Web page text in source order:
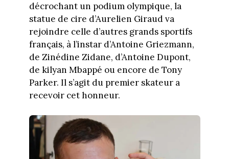
décrochant un podium olympique, la
statue de cire d’Aurelien Giraud va
rejoindre celle d’autres grands sportifs
français, à l’instar d’Antoine Griezmann,
de Zinédine Zidane, d’Antoine Dupont,
de kilyan Mbappé ou encore de Tony
Parker. Il s’agit du premier skateur a
recevoir cet honneur.